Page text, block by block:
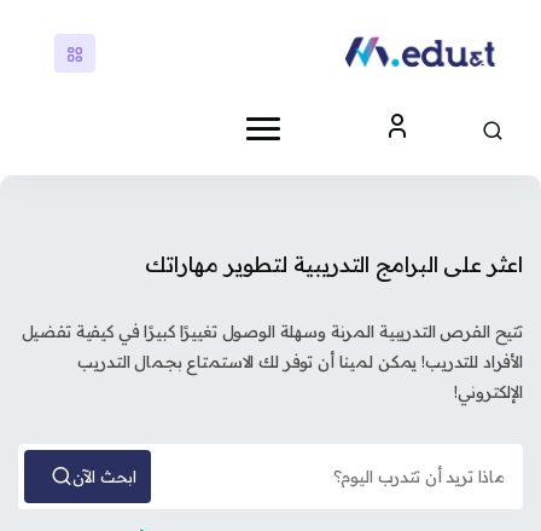
اعثر على البرامج التدريبية لتطوير مهاراتك
تتيح الفرص التدريبية المرنة وسهلة الوصول تغييرًا كبيرًا في كيفية تفضيل
الأفراد للتدريب! يمكن لمينا أن توفر لك الاستمتاع بجمال التدريب
الإلكتروني!
ابحث الآن